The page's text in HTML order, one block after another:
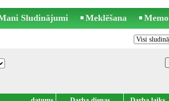
Sludinājumi Meklēšana Memo